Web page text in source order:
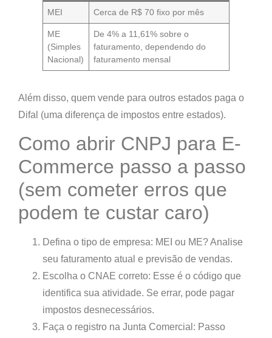
MEI Cerca de R$ 70 fixo por mês
ME
(Simples
Nacional)
De 4% a 11,61% sobre o
faturamento, dependendo do
faturamento mensal
Além disso, quem vende para outros estados paga o
Difal (uma diferença de impostos entre estados).
Como abrir CNPJ para E-
Commerce passo a passo
(sem cometer erros que
podem te custar caro)
Defina o tipo de empresa: MEI ou ME? Analise
seu faturamento atual e previsão de vendas.
Escolha o CNAE correto: Esse é o código que
identifica sua atividade. Se errar, pode pagar
impostos desnecessários.
Faça o registro na Junta Comercial: Passo